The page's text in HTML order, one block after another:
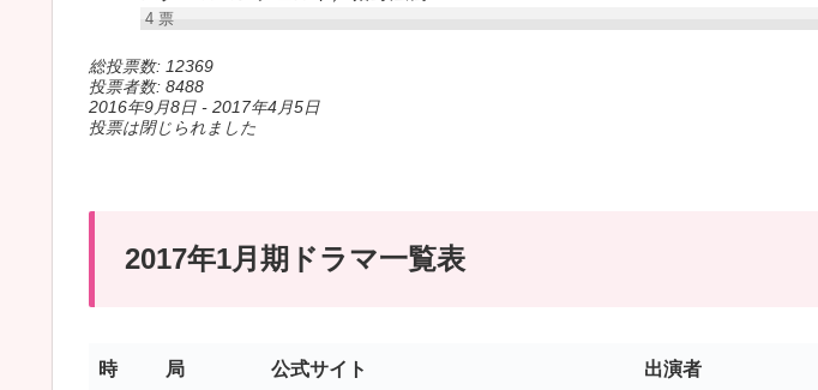
4票
総投票数: 12369
投票者数: 8488
2016年9月8日 - 2017年4月5日
投票は閉じられました
2017年1月期ドラマ一覧表
時 局 公式サイト 出演者